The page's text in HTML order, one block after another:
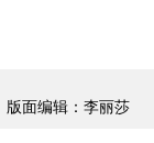
版面编辑：李丽莎